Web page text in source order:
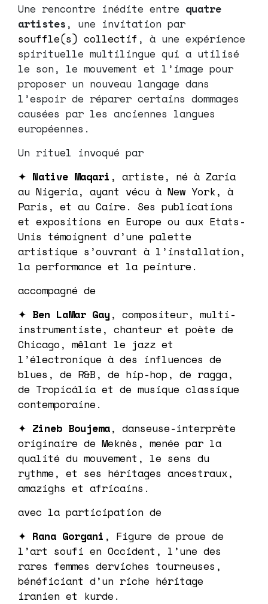
Une rencontre inédite entre quatre
artistes , une invitation par
souffle(s) collectif , à une expérience
spirituelle multilingue qui a utilisé
le son, le mouvement et l’image pour
proposer un nouveau langage dans
l’espoir de réparer certains dommages
causées par les anciennes langues
européennes.
Un rituel invoqué par
✦ Native Maqari , artiste, né à Zaria
au Nigeria, ayant vécu à New York, à
Paris, et au Caire. Ses publications
et expositions en Europe ou aux Etats-
Unis témoignent d’une palette
artistique s’ouvrant à l’installation,
la performance et la peinture.
accompagné de
✦ Ben LaMar Gay , compositeur, multi-
instrumentiste, chanteur et poète de
Chicago, mêlant le jazz et
l’électronique à des influences de
blues, de R&B, de hip-hop, de ragga,
de Tropicália et de musique classique
contemporaine.
✦ Zineb Boujema, danseuse-interprète
originaire de Meknès, menée par la
qualité du mouvement, le sens du
rythme, et ses héritages ancestraux,
amazighs et africains.
avec la participation de
✦ Rana Gorgani , Figure de proue de
l’art soufi en Occident, l’une des
rares femmes derviches tourneuses,
bénéficiant d’un riche héritage
iranien et kurde.